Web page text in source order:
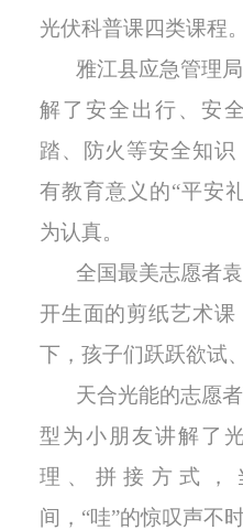
光伏科普课四类课程。
雅江县应急管理
解了安全出行、安
踏、防火等安全知
有教育意义的“平安
为认真。
全国最美志愿者
开生面的剪纸艺术
下，孩子们跃跃欲试
天合光能的志愿
型为小朋友讲解了
理、拼接方式，
间， “哇”的惊叹声不